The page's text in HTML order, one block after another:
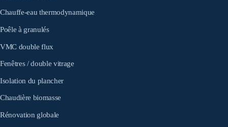
Chauffe-eau thermodynamique
Poêle à granulés
VMC double flux
Fenêtres / double vitrage
Isolation du plancher
Chaudière biomasse
Rénovation globale